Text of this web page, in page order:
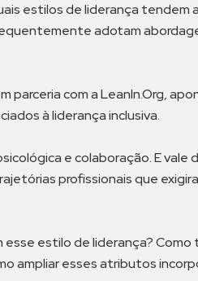
estilos de liderança
adotam
parceria com a LeanIn.Org,
à liderança inclusiva.
e colaboração. E vale
profissionais que
estilo de liderança?
ampliar esses atributos